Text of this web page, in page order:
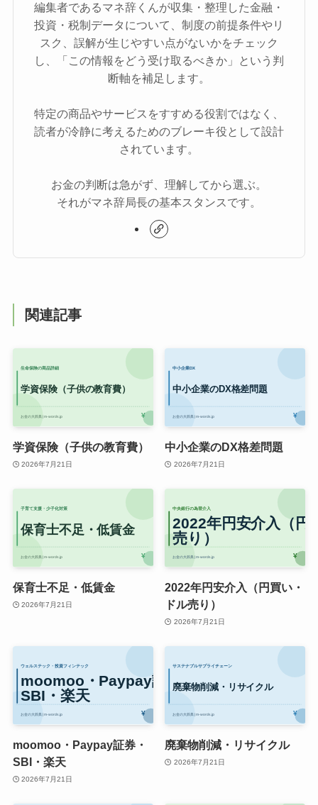
編集者であるマネ辞くんが収集・整理した金融・
投資・税制データについて、制度の前提条件やリ
スク、誤解が生じやすい点がないかをチェック
し、「この情報をどう受け取るべきか」という判
断軸を補足します。
特定の商品やサービスをすすめる役割ではなく、
読者が冷静に考えるためのブレーキ役として設計
されています。
お金の判断は急がず、理解してから選ぶ。
それがマネ辞局長の基本スタンスです。
関連記事
学資保険（子供の教育費）
2026年7月21日
中小企業のDX格差問題
2026年7月21日
保育士不足・低賃金
2026年7月21日
2022年円安介入（円買い・
ドル売り）
2026年7月21日
moomoo・Paypay証券・
SBI・楽天
2026年7月21日
廃棄物削減・リサイクル
2026年7月21日